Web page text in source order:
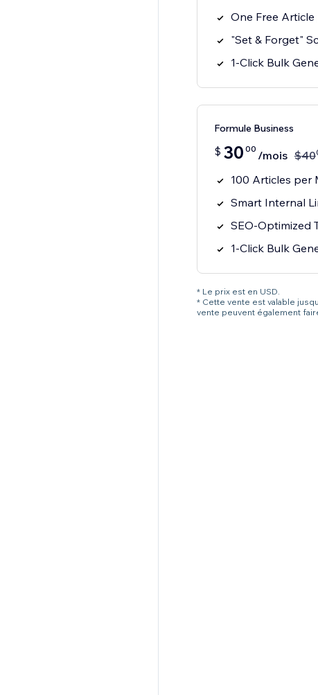
One Free
"Set & Forget"
1-Click Bulk
Formule Business
$ 30 00 /mois $40
100 Articles per
Smart Internal
SEO-Optimized
1-Click Bulk
* Le prix est en USD.
* Cette vente est valable
vente peuvent également